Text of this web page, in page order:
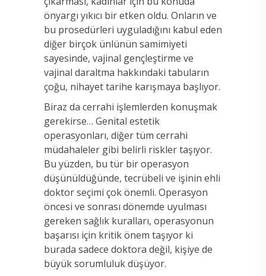
önyargı yıkıcı bir etken oldu. Onların ve
bu prosedürleri uyguladığını kabul eden
diğer birçok ünlünün samimiyeti
sayesinde, vajinal gençleştirme ve
vajinal daraltma hakkındaki tabuların
çoğu, nihayet tarihe karışmaya başlıyor.
Biraz da cerrahi işlemlerden konuşmak
gerekirse… Genital estetik
operasyonları, diğer tüm cerrahi
müdahaleler gibi belirli riskler taşıyor.
Bu yüzden, bu tür bir operasyon
düşünüldüğünde, tecrübeli ve işinin ehli
doktor seçimi çok önemli. Operasyon
öncesi ve sonrası dönemde uyulması
gereken sağlık kuralları, operasyonun
başarısı için kritik önem taşıyor ki
burada sadece doktora değil, kişiye de
büyük sorumluluk düşüyor.